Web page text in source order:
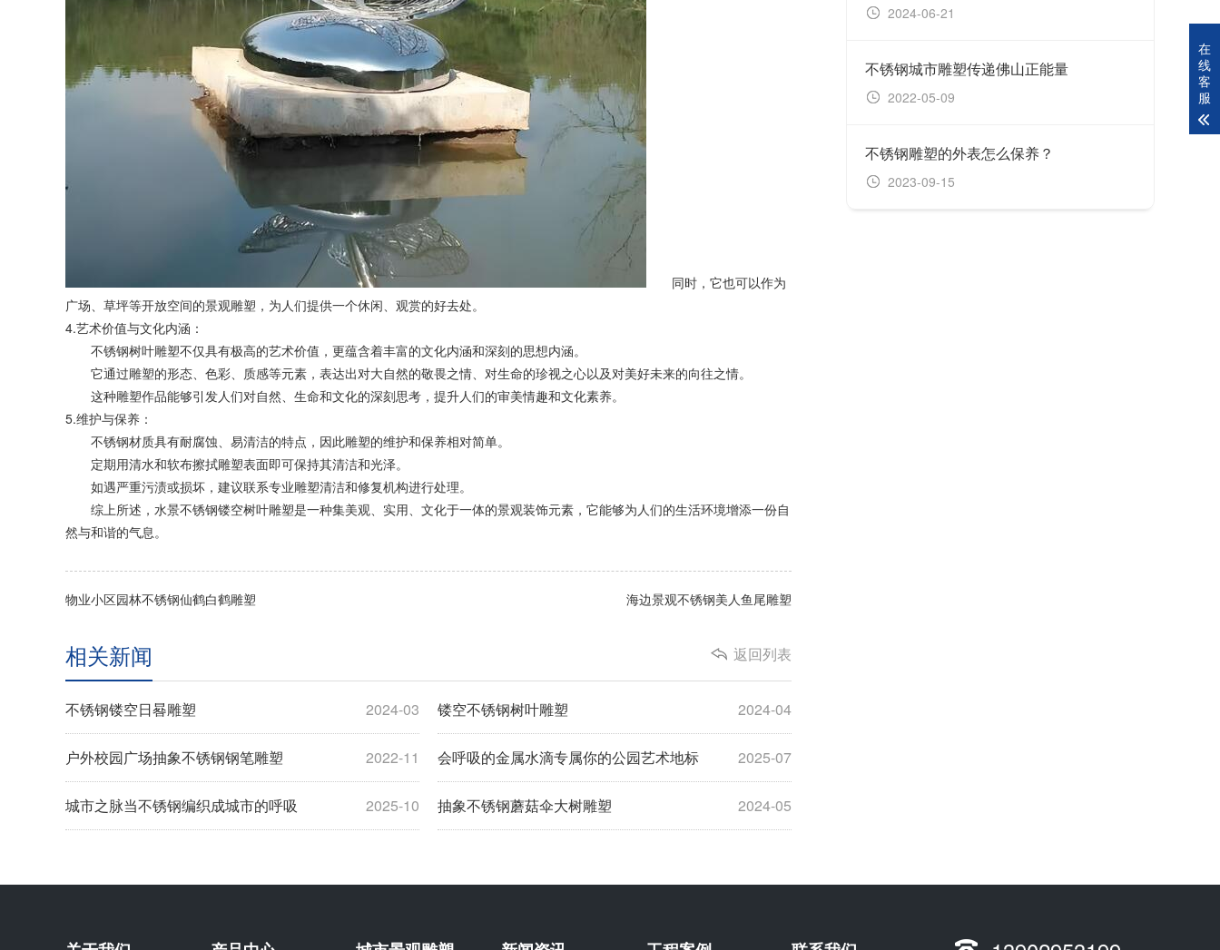
同时，它也可以作为
广场、草坪等开放空间的景观雕塑，为人们提供一个休闲、观赏的好去处。
4.艺术价值与文化内涵：
不锈钢树叶雕塑不仅具有极高的艺术价值，更蕴含着丰富的文化内涵和深刻的思想内涵。
它通过雕塑的形态、色彩、质感等元素，表达出对大自然的敬畏之情、对生命的珍视之心以及对美好未来的向往之情。
这种雕塑作品能够引发人们对自然、生命和文化的深刻思考，提升人们的审美情趣和文化素养。
5.维护与保养：
不锈钢材质具有耐腐蚀、易清洁的特点，因此雕塑的维护和保养相对简单。
定期用清水和软布擦拭雕塑表面即可保持其清洁和光泽。
如遇严重污渍或损坏，建议联系专业雕塑清洁和修复机构进行处理。
综上所述，水景不锈钢镂空树叶雕塑是一种集美观、实用、文化于一体的景观装饰元素，它能够为人们的生活环境增添一份自
然与和谐的气息。
物业小区园林不锈钢仙鹤白鹤雕塑 海边景观不锈钢美人鱼尾雕塑
返回列表
相关新闻
2024-03
不锈钢镂空日晷雕塑 2024-04
镂空不锈钢树叶雕塑
2022-11
户外校园广场抽象不锈钢钢笔雕塑 2025-07
会呼吸的金属水滴专属你的公园艺术地标
2025-10
城市之脉当不锈钢编织成城市的呼吸 2024-05
抽象不锈钢蘑菇伞大树雕塑
2024-06-21
不锈钢城市雕塑传递佛山正能量
2022-05-09
不锈钢雕塑的外表怎么保养？
2023-09-15
在
线
客
服